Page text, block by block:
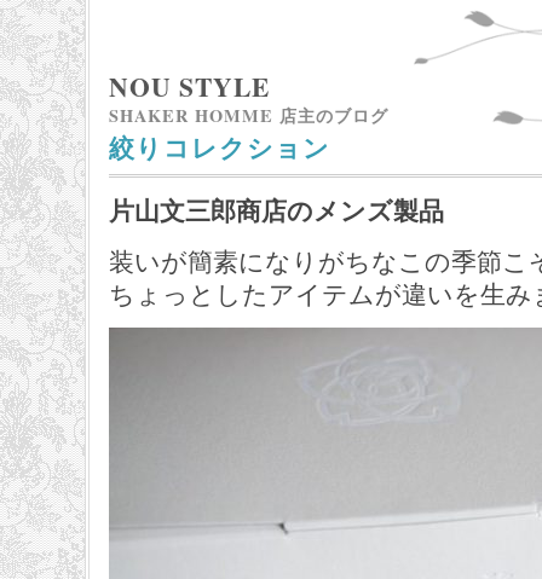
NOU STYLE
SHAKER HOMME 店主のブログ
絞りコレクション
片山文三郎商店のメンズ製品
装いが簡素になりがちなこの季節こ
ちょっとしたアイテムが違いを生み